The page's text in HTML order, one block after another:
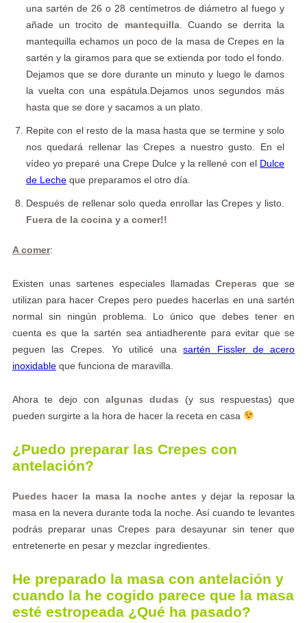
una sartén de 26 o 28 centímetros de diámetro al fuego y
añade un trocito de mantequilla. Cuando se derrita la
mantequilla echamos un poco de la masa de Crepes en la
sartén y la giramos para que se extienda por todo el fondo.
Dejamos que se dore durante un minuto y luego le damos
la vuelta con una espátula.Dejamos unos segundos más
hasta que se dore y sacamos a un plato.
Repite con el resto de la masa hasta que se termine y solo
nos quedará rellenar las Crepes a nuestro gusto. En el
vídeo yo preparé una Crepe Dulce y la rellené con el Dulce
de Lecheque preparamos el otro día.
Después de rellenar solo queda enrollar las Crepes y listo.
Fuera de la cocina y a comer!!
A comer:
Existen unas sartenes especiales llamadasCreperas que se
utilizan para hacer Crepes pero puedes hacerlas en una sartén
normal sin ningún problema. Lo único que debes tener en
cuenta es que la sartén sea antiadherente para evitar que se
peguen las Crepes. Yo utilicé unasartén Fissler de acero
inoxidableque funciona de maravilla.
Ahora te dejo con algunas dudas (y sus respuestas) que
pueden surgirte a la hora de hacer la receta en casa
¿Puedo preparar las Crepes con
antelación?
Puedes hacer la masa la noche antes y dejar la reposar la
masa en la nevera durante toda la noche. Así cuando te levantes
podrás preparar unas Crepes para desayunar sin tener que
entretenerte en pesar y mezclar ingredientes.
He preparado la masa con antelación y
cuando la he cogido parece que la masa
esté estropeada ¿Qué ha pasado?